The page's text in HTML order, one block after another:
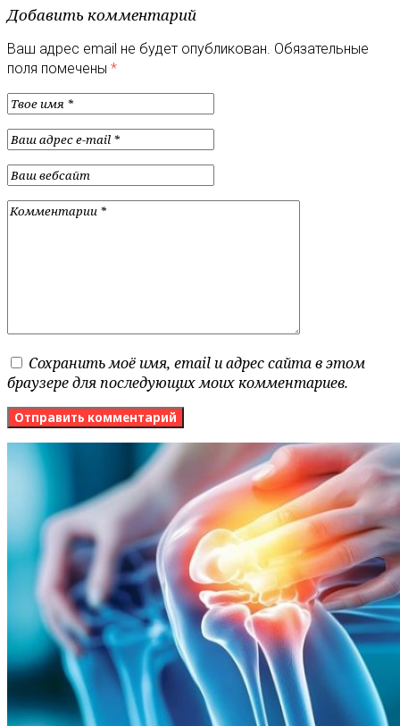
Добавить комментарий
Ваш адрес email не будет опубликован. Обязательные
поля помечены *
Сохранить моё имя, email и адрес сайта в этом
браузере для последующих моих комментариев.